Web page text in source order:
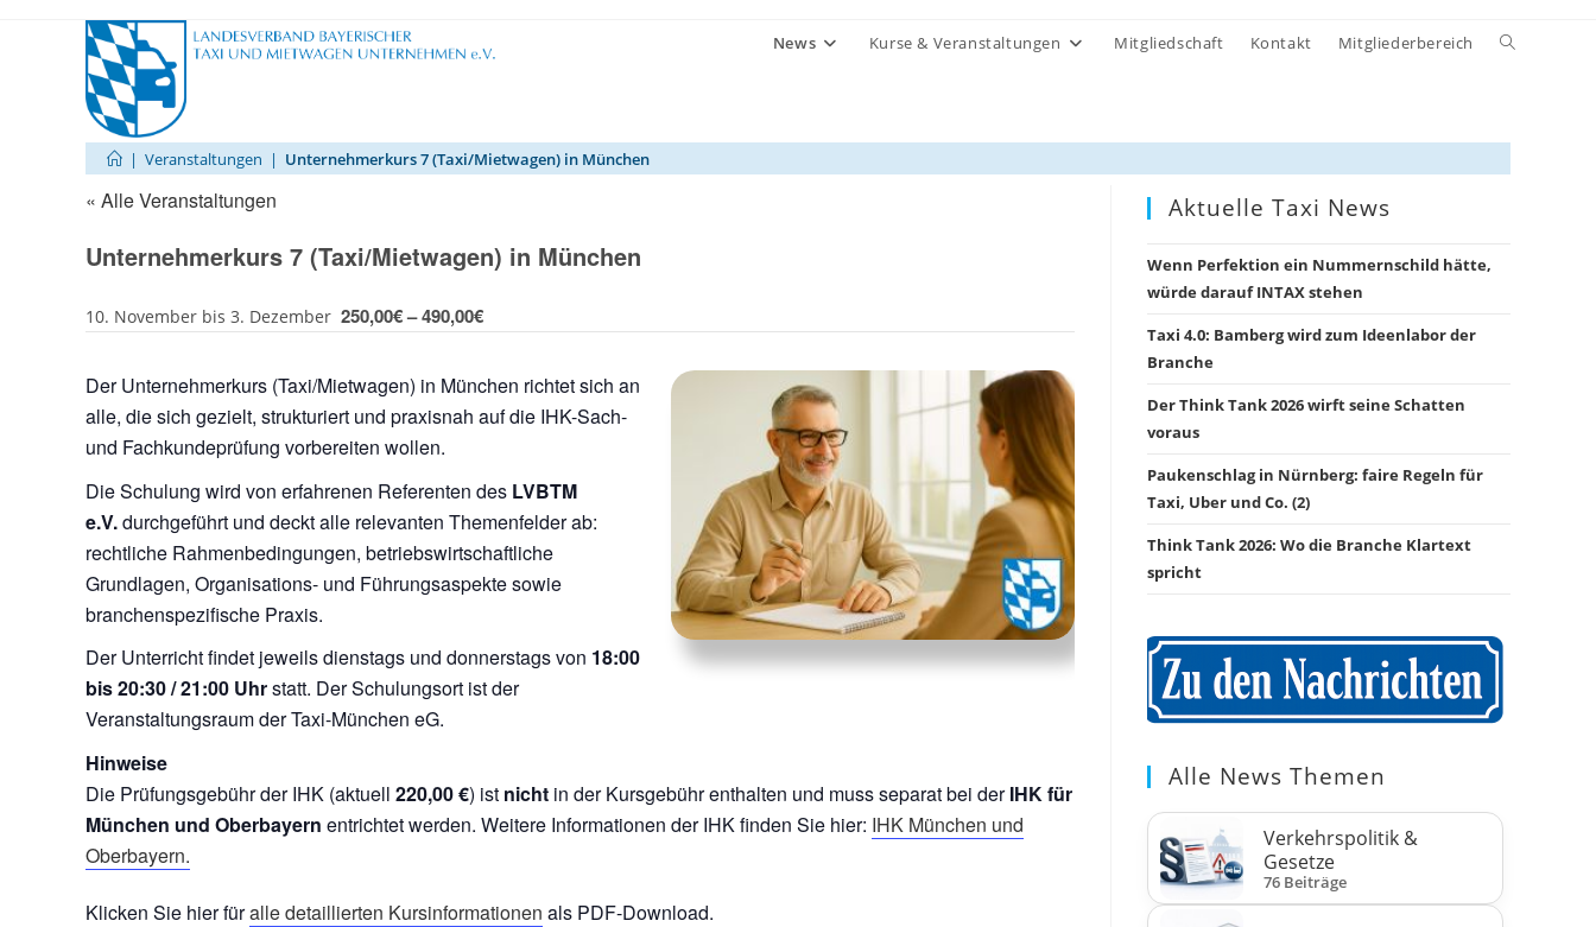
News Kurse & Veranstaltungen Mitgliedschaft Kontakt Mitgliederbereich
Website-
| Veranstaltungen | Unternehmerkurs 7 (Taxi/Mietwagen) in München
« Alle Veranstaltungen
Unternehmerkurs 7 (Taxi/Mietwagen) in München
10. November bis 3. Dezember 250,00€ – 490,00€
Der Unternehmerkurs (Taxi/Mietwagen) in München richtet sich an
alle, die sich gezielt, strukturiert und praxisnah auf die IHK-Sach-
und Fachkundeprüfung vorbereiten wollen.
Die Schulung wird von erfahrenen Referenten des LVBTM
e.V.durchgeführt und deckt alle relevanten Themenfelder ab:
rechtliche Rahmenbedingungen, betriebswirtschaftliche
Grundlagen, Organisations- und Führungsaspekte sowie
branchenspezifische Praxis.
Der Unterricht findet jeweils dienstags und donnerstags von 18:00
bis 20:30 / 21:00 Uhrstatt. Der Schulungsort ist der
Veranstaltungsraum der Taxi-München eG.
Hinweise
Die Prüfungsgebühr der IHK (aktuell 220,00 €) ist nicht in der Kursgebühr enthalten und muss separat bei derIHK für
München und Oberbayern entrichtet werden. Weitere Informationen der IHK finden Sie hier: IHK München und
Oberbayern.
Klicken Sie hier füralle detaillierten Kursinformationen als PDF-Download.
Aktuelle Taxi News
Wenn Perfektion ein Nummernschild hätte,
würde darauf INTAX stehen
Taxi 4.0: Bamberg wird zum Ideenlabor der
Branche
Der Think Tank 2026 wirft seine Schatten
voraus
Paukenschlag in Nürnberg: faire Regeln für
Taxi, Uber und Co. (2)
Think Tank 2026: Wo die Branche Klartext
spricht
Alle News Themen
Verkehrspolitik &
Gesetze
76 Beiträge